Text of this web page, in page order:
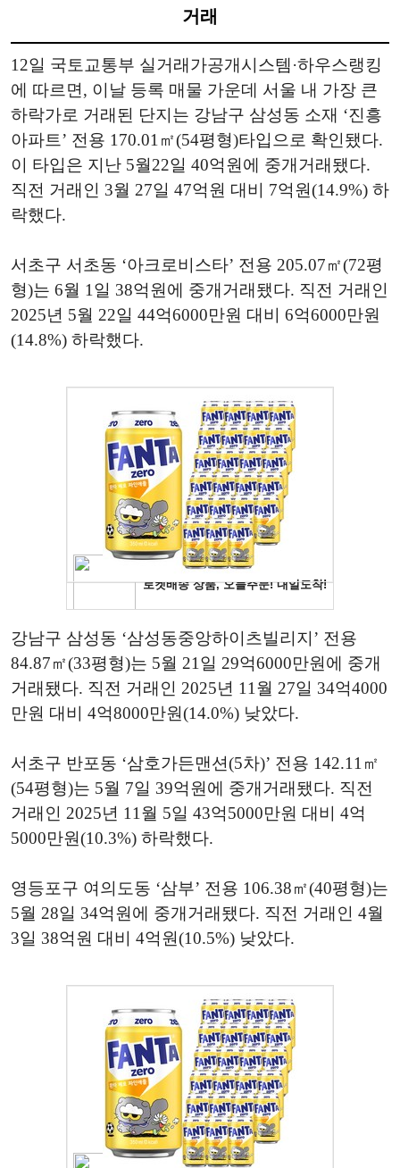
거래
12일 국토교통부 실거래가공개시스템·하우스랭킹
에 따르면, 이날 등록 매물 가운데 서울 내 가장 큰
하락가로 거래된 단지는 강남구 삼성동 소재 ‘진흥
아파트’ 전용 170.01㎡(54평형)타입으로 확인됐다.
이 타입은 지난 5월22일 40억원에 중개거래됐다.
직전 거래인 3월 27일 47억원 대비 7억원(14.9%) 하
락했다.
서초구 서초동 ‘아크로비스타’ 전용 205.07㎡(72평
형)는 6월 1일 38억원에 중개거래됐다. 직전 거래인
2025년 5월 22일 44억6000만원 대비 6억6000만원
(14.8%) 하락했다.
강남구 삼성동 ‘삼성동중앙하이츠빌리지’ 전용
84.87㎡(33평형)는 5월 21일 29억6000만원에 중개
거래됐다. 직전 거래인 2025년 11월 27일 34억4000
만원 대비 4억8000만원(14.0%) 낮았다.
서초구 반포동 ‘삼호가든맨션(5차)’ 전용 142.11㎡
(54평형)는 5월 7일 39억원에 중개거래됐다. 직전
거래인 2025년 11월 5일 43억5000만원 대비 4억
5000만원(10.3%) 하락했다.
영등포구 여의도동 ‘삼부’ 전용 106.38㎡(40평형)는
5월 28일 34억원에 중개거래됐다. 직전 거래인 4월
3일 38억원 대비 4억원(10.5%) 낮았다.